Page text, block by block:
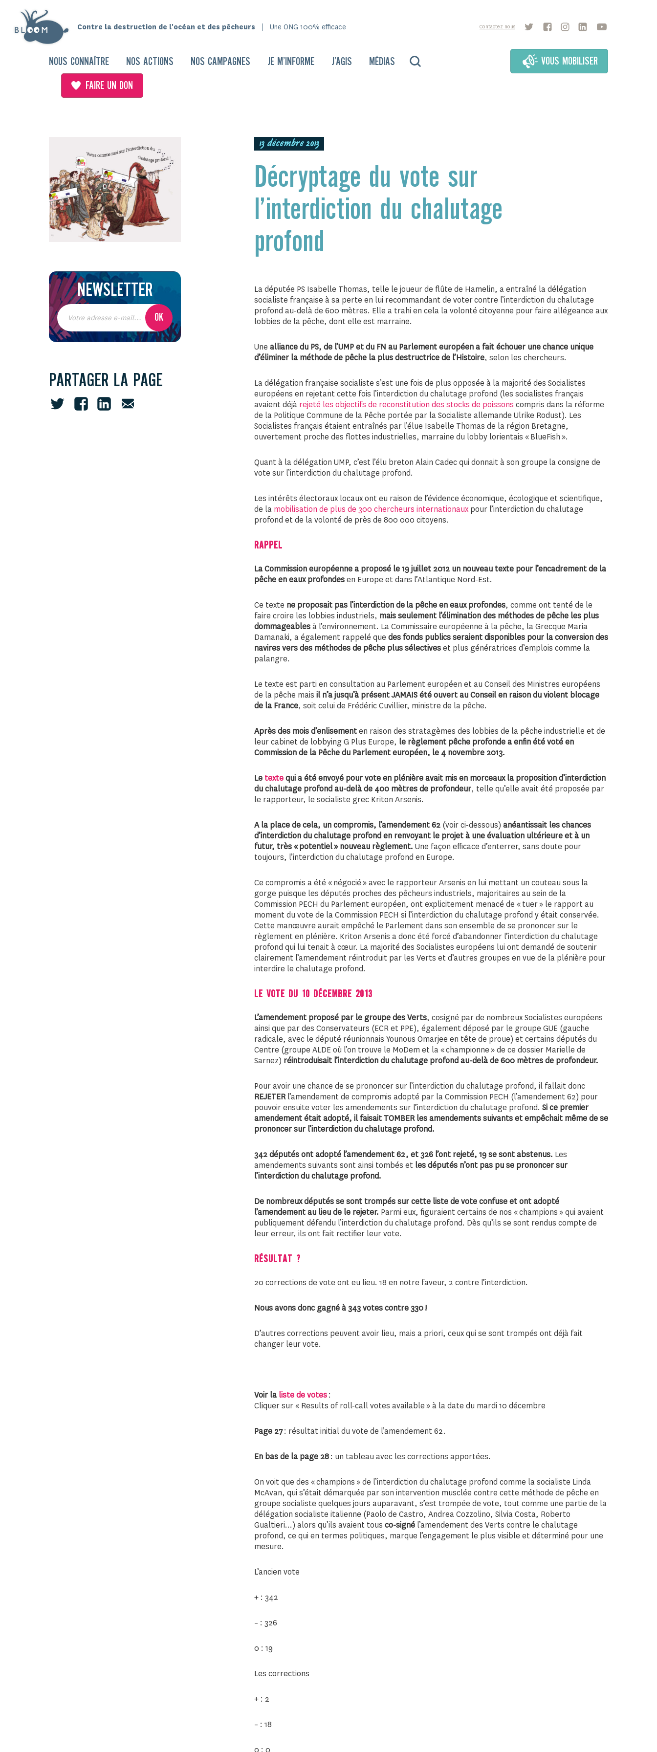
Contre la destruction de l'océan et des pêcheurs Une ONG 100% efficace Contactez nous
NOUS CONNAÎTRE NOS ACTIONS NOS CAMPAGNES JE M’INFORME J’AGIS MÉDIAS VOUS MOBILISER
FAIRE UN DON
NEWSLETTER
PARTAGER LA PAGE
13 décembre 2013
Décryptage du vote sur
l’interdiction du chalutage
profond
La députée PS Isabelle Thomas, telle le joueur de flûte de Hamelin, a entraîné la délégation
socialiste française à sa perte en lui recommandant de voter contre l’interdiction du chalutage
profond au-delà de 600 mètres. Elle a trahi en cela la volonté citoyenne pour faire allégeance aux
lobbies de la pêche, dont elle est marraine.
Une alliance du PS, de l’UMP et du FN au Parlement européen a fait échouer une chance unique
d’éliminer la méthode de pêche la plus destructrice de l’Histoire, selon les chercheurs.
La délégation française socialiste s’est une fois de plus opposée à la majorité des Socialistes
européens en rejetant cette fois l’interdiction du chalutage profond (les socialistes français
avaient déjà rejeté les objectifs de reconstitution des stocks de poissons compris dans la réforme
de la Politique Commune de la Pêche portée par la Socialiste allemande Ulrike Rodust). Les
Socialistes français étaient entraînés par l’élue Isabelle Thomas de la région Bretagne,
ouvertement proche des flottes industrielles, marraine du lobby lorientais « BlueFish ».
Quant à la délégation UMP, c’est l’élu breton Alain Cadec qui donnait à son groupe la consigne de
vote sur l’interdiction du chalutage profond.
Les intérêts électoraux locaux ont eu raison de l’évidence économique, écologique et scientifique,
de la mobilisation de plus de 300 chercheurs internationaux pour l’interdiction du chalutage
profond et de la volonté de près de 800 000 citoyens.
RAPPEL
La Commission européenne a proposé le 19 juillet 2012 un nouveau texte pour l’encadrement de la
pêche en eaux profondesen Europe et dans l’Atlantique Nord-Est.
Ce texte ne proposait pas l’interdiction de la pêche en eaux profondes, comme ont tenté de le
faire croire les lobbies industriels, mais seulement l’élimination des méthodes de pêche les plus
dommageablesà l’environnement. La Commissaire européenne à la pêche, la Grecque Maria
Damanaki, a également rappelé que des fonds publics seraient disponibles pour la conversion des
navires vers des méthodes de pêche plus sélectiveset plus génératrices d’emplois comme la
palangre.
Le texte est parti en consultation au Parlement européen et au Conseil des Ministres européens
de la pêche mais il n’a jusqu’à présent JAMAIS été ouvert au Conseil en raison du violent blocage
de la France, soit celui de Frédéric Cuvillier, ministre de la pêche.
Après des mois d’enlisementen raison des stratagèmes des lobbies de la pêche industrielle et de
leur cabinet de lobbying G Plus Europe, le règlement pêche profonde a enfin été voté en
Commission de la Pêche du Parlement européen, le 4 novembre 2013.
Le textequi a été envoyé pour vote en plénière avait mis en morceaux la proposition d’interdiction
du chalutage profond au-delà de 400 mètres de profondeur, telle qu’elle avait été proposée par
le rapporteur, le socialiste grec Kriton Arsenis.
A la place de cela, un compromis, l’amendement 62 (voir ci-dessous) anéantissait les chances
d’interdiction du chalutage profond en renvoyant le projet à une évaluation ultérieure et à un
futur, très « potentiel » nouveau règlement. Une façon efficace d’enterrer, sans doute pour
toujours, l’interdiction du chalutage profond en Europe.
Ce compromis a été « négocié » avec le rapporteur Arsenis en lui mettant un couteau sous la
gorge puisque les députés proches des pêcheurs industriels, majoritaires au sein de la
Commission PECH du Parlement européen, ont explicitement menacé de « tuer » le rapport au
moment du vote de la Commission PECH si l’interdiction du chalutage profond y était conservée.
Cette manœuvre aurait empêché le Parlement dans son ensemble de se prononcer sur le
règlement en plénière. Kriton Arsenis a donc été forcé d’abandonner l’interdiction du chalutage
profond qui lui tenait à cœur. La majorité des Socialistes européens lui ont demandé de soutenir
clairement l’amendement réintroduit par les Verts et d’autres groupes en vue de la plénière pour
interdire le chalutage profond.
LE VOTE DU 10 DÉCEMBRE 2013
L’amendement proposé par le groupe des Verts, cosigné par de nombreux Socialistes européens
ainsi que par des Conservateurs (ECR et PPE), également déposé par le groupe GUE (gauche
radicale, avec le député réunionnais Younous Omarjee en tête de proue) et certains députés du
Centre (groupe ALDE où l’on trouve le MoDem et la « championne » de ce dossier Marielle de
Sarnez) réintroduisait l’interdiction du chalutage profond au-delà de 600 mètres de profondeur.
Pour avoir une chance de se prononcer sur l’interdiction du chalutage profond, il fallait donc
REJETERl’amendement de compromis adopté par la Commission PECH (l’amendement 62) pour
pouvoir ensuite voter les amendements sur l’interdiction du chalutage profond. Si ce premier
amendement était adopté, il faisait TOMBER les amendements suivants et empêchait même de se
prononcer sur l’interdiction du chalutage profond.
342 députés ont adopté l’amendement 62, et 326 l’ont rejeté, 19 se sont abstenus. Les
amendements suivants sont ainsi tombés et les députés n’ont pas pu se prononcer sur
l’interdiction du chalutage profond.
De nombreux députés se sont trompés sur cette liste de vote confuse et ont adopté
l’amendement au lieu de le rejeter. Parmi eux, figuraient certains de nos « champions » qui avaient
publiquement défendu l’interdiction du chalutage profond. Dès qu’ils se sont rendus compte de
leur erreur, ils ont fait rectifier leur vote.
RÉSULTAT ?
20 corrections de vote ont eu lieu. 18 en notre faveur, 2 contre l’interdiction.
Nous avons donc gagné à 343 votes contre 330 !
D’autres corrections peuvent avoir lieu, mais a priori, ceux qui se sont trompés ont déjà fait
changer leur vote.
Voir la liste de votes:
Cliquer sur « Results of roll-call votes available » à la date du mardi 10 décembre
Page 27: résultat initial du vote de l’amendement 62.
En bas de la page 28: un tableau avec les corrections apportées.
On voit que des « champions » de l’interdiction du chalutage profond comme la socialiste Linda
McAvan, qui s’était démarquée par son intervention musclée contre cette méthode de pêche en
groupe socialiste quelques jours auparavant, s’est trompée de vote, tout comme une partie de la
délégation socialiste italienne (Paolo de Castro, Andrea Cozzolino, Silvia Costa, Roberto
Gualtieri…) alors qu’ils avaient tous co-signé l’amendement des Verts contre le chalutage
profond, ce qui en termes politiques, marque l’engagement le plus visible et déterminé pour une
mesure.
L’ancien vote
+ : 342
– : 326
0 : 19
Les corrections
+ : 2
– : 18
0 : 0